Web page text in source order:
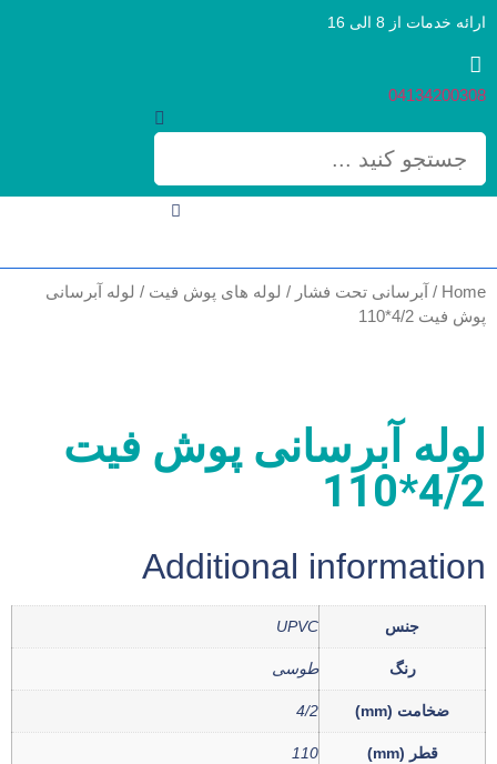
ارائه خدمات از 8 الی 16
04134200308
Home
/ آبرسانی تحت فشار / لوله های پوش فیت / لوله آبرسانی
پوش فیت 4/2*110
لوله آبرسانی پوش فیت
4/2*110
Additional information
جنس UPVC
رنگ طوسی
ضخامت (mm) 4/2
قطر (mm) 110